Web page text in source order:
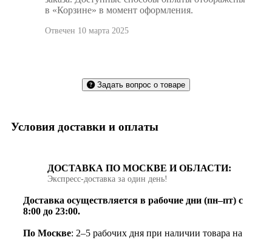
в «Корзине» в момент оформления.
Отвечен 10 марта 2025
Задать вопрос о товаре
Условия доставки и оплаты
ДОСТАВКА ПО МОСКВЕ И ОБЛАСТИ:
Экспресс‑доставка за один день!
Доставка осуществляется в рабочие дни (пн–пт) с
8:00 до 23:00.
По Москве: 2–5 рабочих дня при наличии товара на